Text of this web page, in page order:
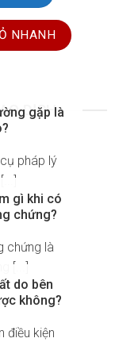
NHANH
DỊCH
gặp là
pháp lý
gì khi có
chứng?
chứng là
[...]
do bên
không?
điều kiện